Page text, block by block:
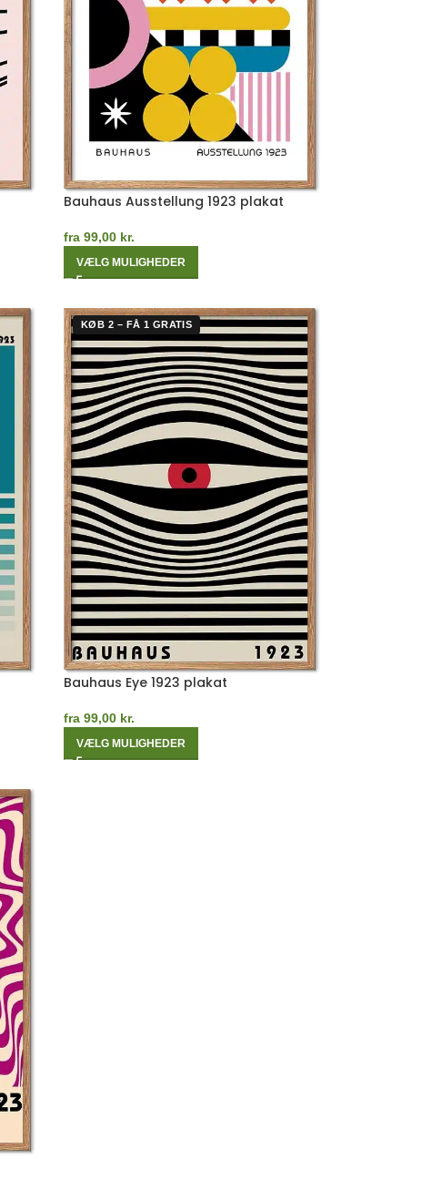
Bauhaus Ausstellung 1923 plakat
fra 99,00 kr.
VÆLG MULIGHEDER
KØB 2 – FÅ 1 GRATIS
Bauhaus Eye 1923 plakat
fra 99,00 kr.
VÆLG MULIGHEDER